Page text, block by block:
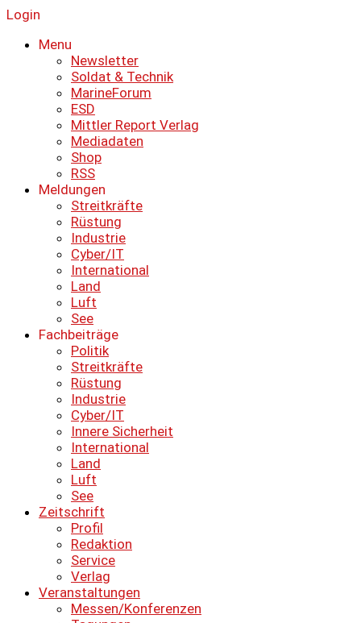
Login
Menu
Newsletter
Soldat & Technik
MarineForum
ESD
Mittler Report Verlag
Mediadaten
Shop
RSS
Meldungen
Streitkräfte
Rüstung
Industrie
Cyber/IT
International
Land
Luft
See
Fachbeiträge
Politik
Streitkräfte
Rüstung
Industrie
Cyber/IT
Innere Sicherheit
International
Land
Luft
See
Zeitschrift
Profil
Redaktion
Service
Verlag
Veranstaltungen
Messen/Konferenzen